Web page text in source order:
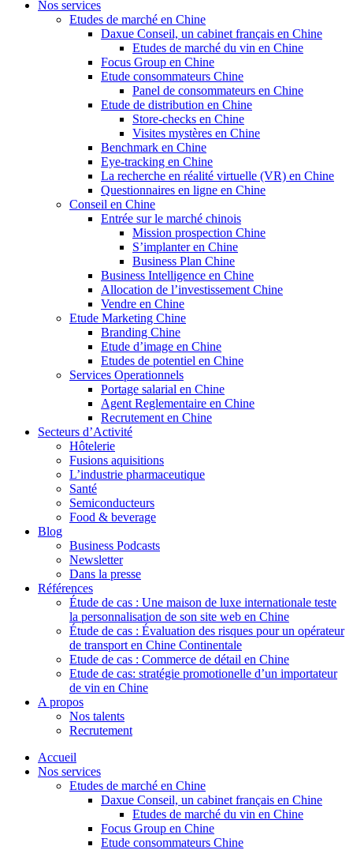
Nos services
Etudes de marché en Chine
Daxue Conseil, un cabinet français en Chine
Etudes de marché du vin en Chine
Focus Group en Chine
Etude consommateurs Chine
Panel de consommateurs en Chine
Etude de distribution en Chine
Store-checks en Chine
Visites mystères en Chine
Benchmark en Chine
Eye-tracking en Chine
La recherche en réalité virtuelle (VR) en Chine
Questionnaires en ligne en Chine
Conseil en Chine
Entrée sur le marché chinois
Mission prospection Chine
S’implanter en Chine
Business Plan Chine
Business Intelligence en Chine
Allocation de l’investissement Chine
Vendre en Chine
Etude Marketing Chine
Branding Chine
Etude d’image en Chine
Etudes de potentiel en Chine
Services Operationnels
Portage salarial en Chine
Agent Reglementaire en Chine
Recrutement en Chine
Secteurs d’Activité
Hôtelerie
Fusions aquisitions
L’industrie pharmaceutique
Santé
Semiconducteurs
Food & beverage
Blog
Business Podcasts
Newsletter
Dans la presse
Références
Étude de cas : Une maison de luxe internationale teste
la personnalisation de son site web en Chine
Étude de cas : Évaluation des risques pour un opérateur
de transport en Chine Continentale
Etude de cas : Commerce de détail en Chine
Etude de cas: stratégie promotionelle d’un importateur
de vin en Chine
A propos
Nos talents
Recrutement
Accueil
Nos services
Etudes de marché en Chine
Daxue Conseil, un cabinet français en Chine
Etudes de marché du vin en Chine
Focus Group en Chine
Etude consommateurs Chine